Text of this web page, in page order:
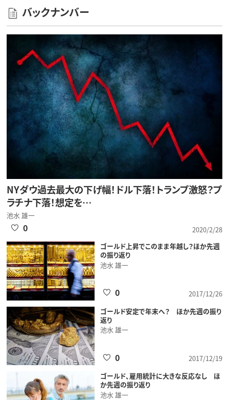
バックナンバー
NYダウ過去最大の下げ幅！ドル下落！トランプ激怒？プ
ラチナ下落！想定を…
池水 雄一
2020/2/28
0
ゴールド上昇でこのまま年越し？ほか先週
の振り返り
池水 雄一
2017/12/26
0
ゴールド安定で年末へ？ ほか先週の振り
返り
池水 雄一
2017/12/19
0
ゴールド、雇用統計に大きな反応なし ほ
か先週の振り返り
池水 雄一